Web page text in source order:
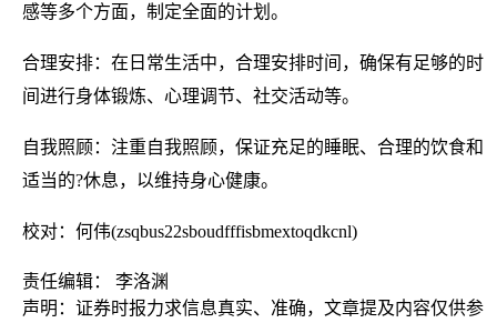
感等多个方面，制定全面的计划。
合理安排：在日常生活中，合理安排时间，确保有足够的时
间进行身体锻炼、心理调节、社交活动等。
自我照顾：注重自我照顾，保证充足的睡眠、合理的饮食和
适当的?休息，以维持身心健康。
校对：何伟(zsqbus22sboudfffisbmextoqdkcnl)
责任编辑： 李洛渊
声明：证券时报力求信息真实、准确，文章提及内容仅供参